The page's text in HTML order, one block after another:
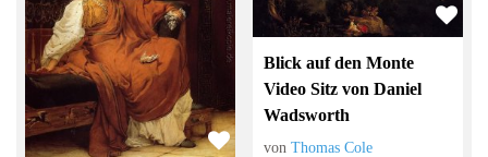
Blick auf den Monte
Video Sitz von Daniel
Wadsworth
vonThomas Cole